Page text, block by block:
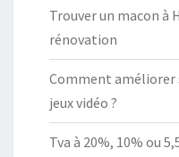
Trouver un macon à
rénovation
Comment améliorer
jeux vidéo ?
Tva à 20%, 10% ou